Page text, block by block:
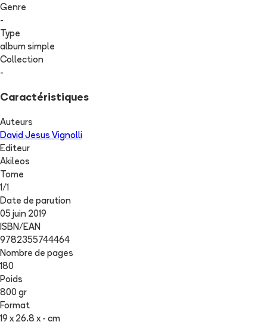
Genre
-
Type
album simple
Collection
-
Caractéristiques
Auteurs
David Jesus Vignolli
Editeur
Akileos
Tome
1/1
Date de parution
05 juin 2019
ISBN/EAN
9782355744464
Nombre de pages
180
Poids
800 gr
Format
19 x 26.8 x - cm